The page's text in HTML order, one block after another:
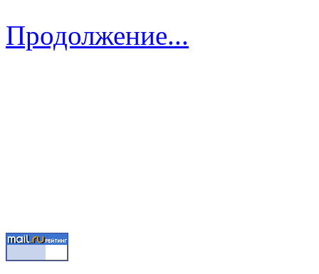
Продолжение...